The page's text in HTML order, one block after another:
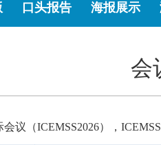
口头报告 海报展示
会
议（ICEMSS2026），